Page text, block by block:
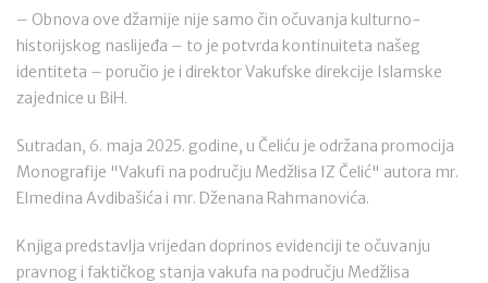
– Obnova ove džamije nije samo čin očuvanja kulturno-
historijskog naslijeđa – to je potvrda kontinuiteta našeg
identiteta – poručio je i direktor Vakufske direkcije Islamske
zajednice u BiH.
Sutradan, 6. maja 2025. godine, u Čeliću je održana promocija
Monografije "Vakufi na području Medžlisa IZ Čelić" autora mr.
Elmedina Avdibašića i mr. Dženana Rahmanovića.
Knjiga predstavlja vrijedan doprinos evidenciji te očuvanju
pravnog i faktičkog stanja vakufa na području Medžlisa